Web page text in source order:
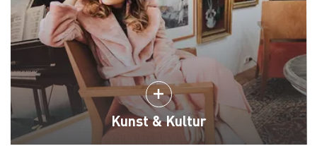
Kunst & Kultur